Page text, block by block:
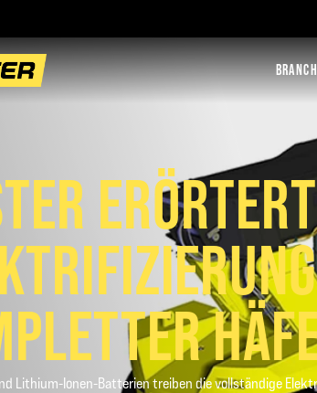
ERÖRTERT
Lithium-Ionen-Batterien treiben die vollständige